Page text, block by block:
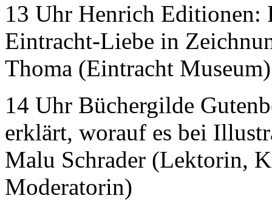
13 Uhr Henrich Editionen:
Eintracht-Liebe in
Thoma (Eintracht Museum)
14 Uhr Büchergilde
erklärt, worauf es bei
Malu Schrader (Lektorin,
Moderatorin)